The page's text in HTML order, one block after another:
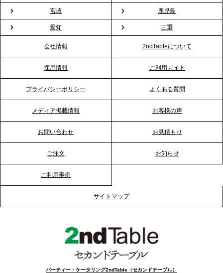
プレスリリースのご案内｜もう「義理チョコ」で悩
まない。職場のバレンタインをケータリングで“福利
厚生”化。採用にも効く新スタイルを提案
RKB毎日放送「RKB NEWS」で、2ndTable「恵方
巻きケータリング」が紹介されました
2026.1.20
ーションを活性化
2025.12.12
事提供を実施へ
TBS「Nスタ」で、2ndTable「1DISH」が紹介され
宮崎 鹿児島
愛知 三重
会社情報 2ndTableについて
採用情報 ご利用ガイド
プライバシーポリシー よくある質問
メディア掲載情報 お客様の声
お問い合わせ お見積もり
ご注文 お知らせ
ご利用事例
サイトマップ
パーティー・ケータリング2ndTable（セカンドテーブル）